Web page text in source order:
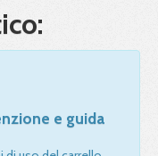
e guida